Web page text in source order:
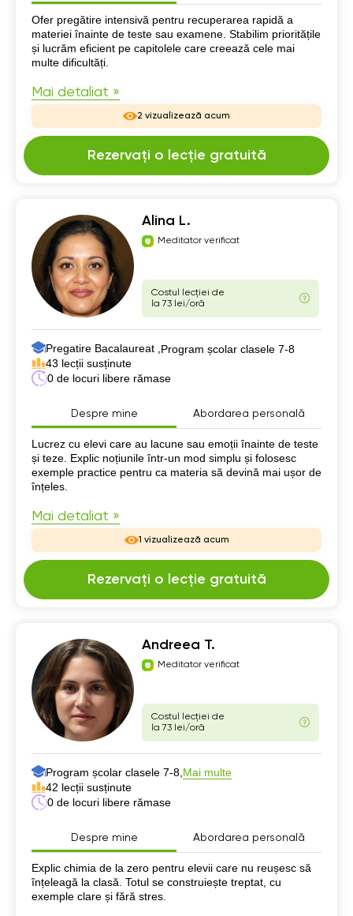
Despre mine
Ofer pregătire intensivă pentru recuperarea rapidă a
materiei înainte de teste sau examene. Stabilim prioritățile
și lucrăm eficient pe capitolele care creează cele mai
multe dificultăți.
Mai detaliat »
2 vizualizează acum
Rezervați o lecție gratuită
Alina L.
Meditator verificat
Costul lecției de
la 73 lei/oră
Pregatire Bacalaureat , Program școlar clasele 7-8
43 lecții susținute
0 de locuri libere rămase
Despre mine Abordarea personală
Despre mine
Lucrez cu elevi care au lacune sau emoții înainte de teste
și teze. Explic noțiunile într-un mod simplu și folosesc
exemple practice pentru ca materia să devină mai ușor de
înțeles.
Mai detaliat »
1 vizualizează acum
Rezervați o lecție gratuită
Andreea T.
Meditator verificat
Costul lecției de
la 73 lei/oră
Program școlar clasele 7-8, Mai multe
42 lecții susținute
0 de locuri libere rămase
Despre mine Abordarea personală
Despre mine
Explic chimia de la zero pentru elevii care nu reușesc să
înțeleagă la clasă. Totul se construiește treptat, cu
exemple clare și fără stres.